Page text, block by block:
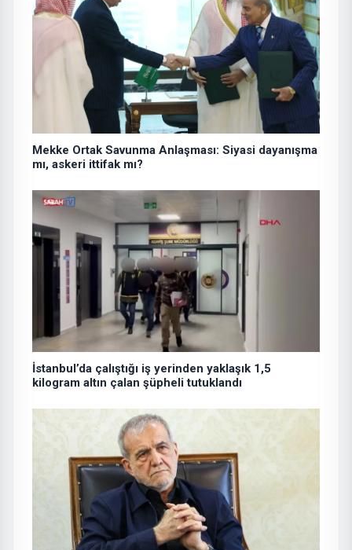
Mekke Ortak Savunma Anlaşması: Siyasi dayanışma
mı, askeri ittifak mı?
İstanbul’da çalıştığı iş yerinden yaklaşık 1,5
kilogram altın çalan şüpheli tutuklandı